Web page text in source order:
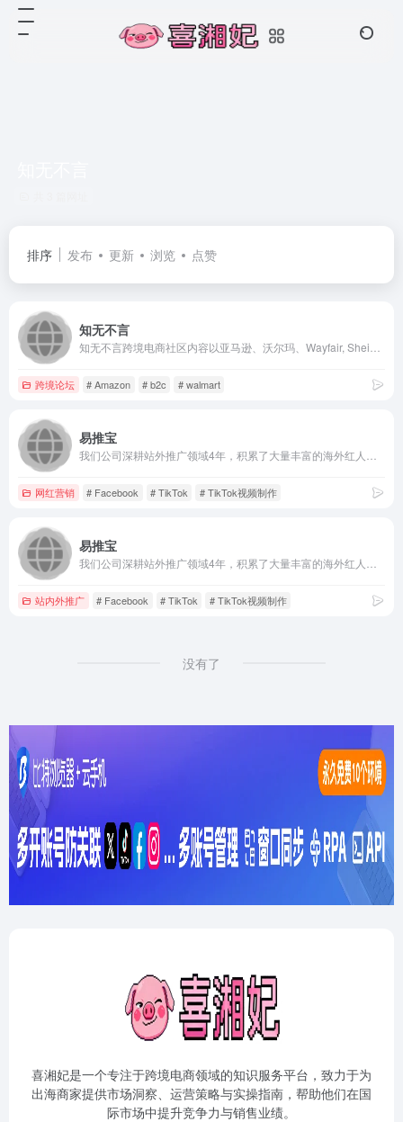
排序 发布 更新 浏览 点赞
知无不言
跨境论坛 # Amazon # b2c # walmart
易推宝
网红营销 # Facebook # TikTok # TikTok视频制作
易推宝
站内外推广 # Facebook # TikTok # TikTok视频制作
没有了
喜湘妃是一个专注于跨境电商领域的知识服务平台，致力于为
出海商家提供市场洞察、运营策略与实操指南，帮助他们在国
际市场中提升竞争力与销售业绩。